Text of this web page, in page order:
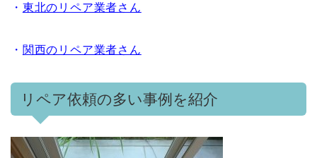
・ 東北のリペア業者さん
・ 関西のリペア業者さん
リペア依頼の多い事例を紹介